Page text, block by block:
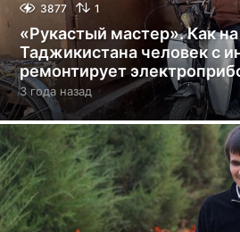
3877 1
«Рукастый мастер». Как
Таджикистана человек с
ремонтирует
3 года назад 3
г
о
д
а
н
а
з
а